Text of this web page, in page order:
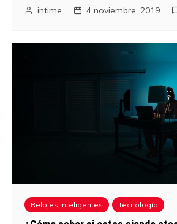
intime 4 noviembre, 2019
Relojes Inteligentes Tecnología